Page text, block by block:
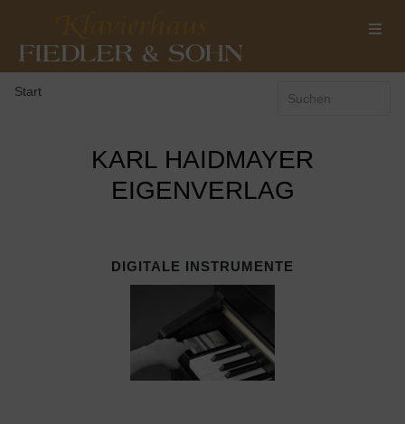
Start
KARL HAIDMAYER
EIGENVERLAG
DIGITALE INSTRUMENTE